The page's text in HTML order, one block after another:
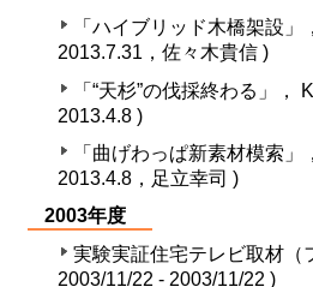
「ハイブリッド木橋架設」
2013.7.31，佐々木貴信 )
「“天杉”の伐採終わる」，
2013.4.8 )
「曲げわっぱ新素材模索」
2013.4.8，足立幸司 )
2003年度
実験実証住宅テレビ取材（
2003/11/22 - 2003/11/22 )